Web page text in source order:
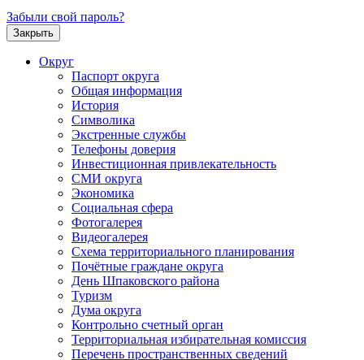
Забыли свой пароль?
Закрыть
Округ
Паспорт округа
Общая информация
История
Символика
Экстренные службы
Телефоны доверия
Инвестиционная привлекательность
СМИ округа
Экономика
Социальная сфера
Фотогалерея
Видеогалерея
Схема территориального планирования
Почётные граждане округа
День Шпаковского района
Туризм
Дума округа
Контрольно счетный орган
Территориальная избирательная комиссия
Перечень пространственных сведений